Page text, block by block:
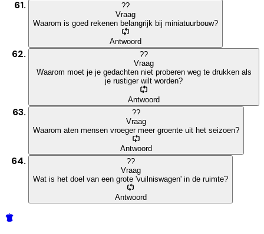
??
Vraag
Waarom is goed rekenen belangrijk bij miniatuurbouw?
Antwoord
??
Vraag
Waarom moet je je gedachten niet proberen weg te drukken als
je rustiger wilt worden?
Antwoord
??
Vraag
Waarom aten mensen vroeger meer groente uit het seizoen?
Antwoord
??
Vraag
Wat is het doel van een grote 'vuilniswagen' in de ruimte?
Antwoord